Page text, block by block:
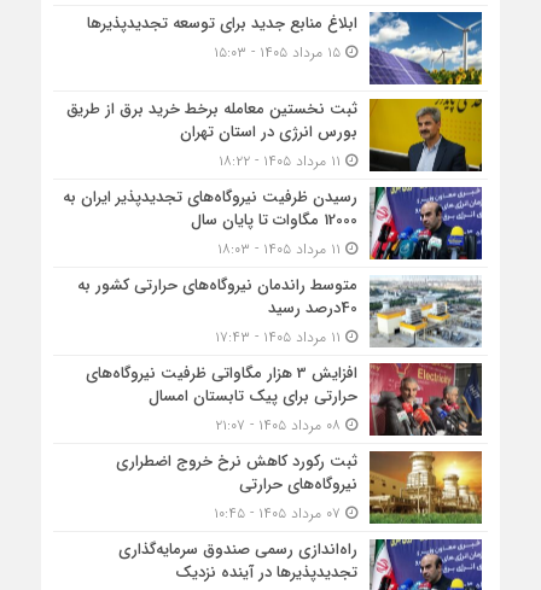
ابلاغ منابع جدید برای توسعه تجدیدپذیرها
۱۵ مرداد ۱۴۰۵ - ۱۵:۰۳
ثبت نخستین معامله برخط خرید برق از طریق
بورس انرژی در استان تهران
رسیدن ظرفیت نیروگاه‌های تجدیدپذیر ایران به
12000 مگاوات تا پایان سال
متوسط راندمان نیروگاه‌های حرارتی کشور به
40درصد رسید
افزایش 3 هزار مگاواتی ظرفیت نیروگاه‌های
حرارتی برای پیک تابستان امسال
ثبت رکورد کاهش نرخ خروج اضطراری
نیروگاه‌های حرارتی
راه‌اندازی رسمی صندوق سرمایه‌گذاری
تجدیدپذیرها در آینده نزدیک